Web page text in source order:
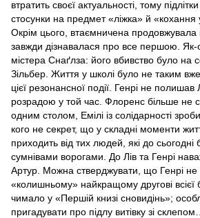
втратить своєї актуальності, тому
стосунки на предмет «ліжка» й «кохання
Окрім цього, втаємничена продовжувала
завжди дізнавалася про все першою. Як-
містера Снаґлза: його вбивство було на
Зільбер. Життя у школі було не таким
цієї резонансної події. Генрі не полишав
розрадою у той час. Флоренс більше не
одним столом, Емілі із солідарності
кого не секрет, що у складні моменти
приходить від тих людей, які до
сумнівами ворогами. До Лів та Генрі
Артур. Можна стверджувати, що Генрі
«колишньому» найкращому другові всієї
чимало у «Першій книзі сновидінь»;
пригадувати про підлу витівку зі